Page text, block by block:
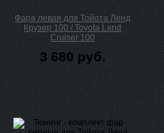
Фара левая для Тойота Ленд
Крузер 100 / Toyota Land
Cruiser 100
3 680 руб.